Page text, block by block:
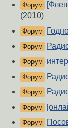
Форум
(2010)
Форум
Форум
Форум
Форум
Форум
Форум
Форум